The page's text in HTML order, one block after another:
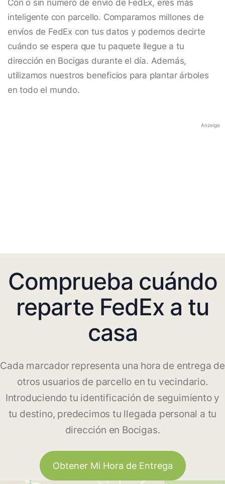
Con o sin número de envío de FedEx, eres más
inteligente con parcello. Comparamos millones de
envíos de FedEx con tus datos y podemos decirte
cuándo se espera que tu paquete llegue a tu
dirección en Bocigas durante el día. Además,
utilizamos nuestros beneficios para plantar árboles
en todo el mundo.
Anzeige
Comprueba cuándo
reparte FedEx a tu
casa
Cada marcador representa una hora de entrega de
otros usuarios de parcello en tu vecindario.
Introduciendo tu identificación de seguimiento y
tu destino, predecimos tu llegada personal a tu
dirección en Bocigas.
Obtener Mi Hora de Entrega